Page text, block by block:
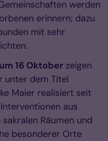
werden
erinnern; dazu
mit sehr
16 Oktober zeigen
unter dem Titel
Maier realisiert seit
aus
Räumen und
besonderer Orte